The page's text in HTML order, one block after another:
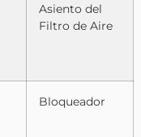
Asiento del
Filtro de Aire
Bloqueador